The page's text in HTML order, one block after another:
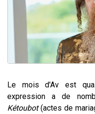
Le mois d'Av est
expression a de
Kétoubot(actes de